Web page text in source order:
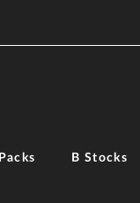
Packs B Stocks